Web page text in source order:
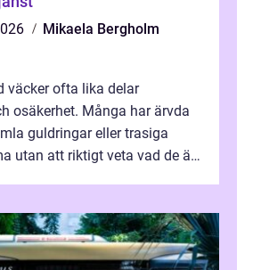
Mikaela Bergholm
väcker ofta lika delar
osäkerhet. Många har ärvda
guldringar eller trasiga
utan att riktigt veta vad de är